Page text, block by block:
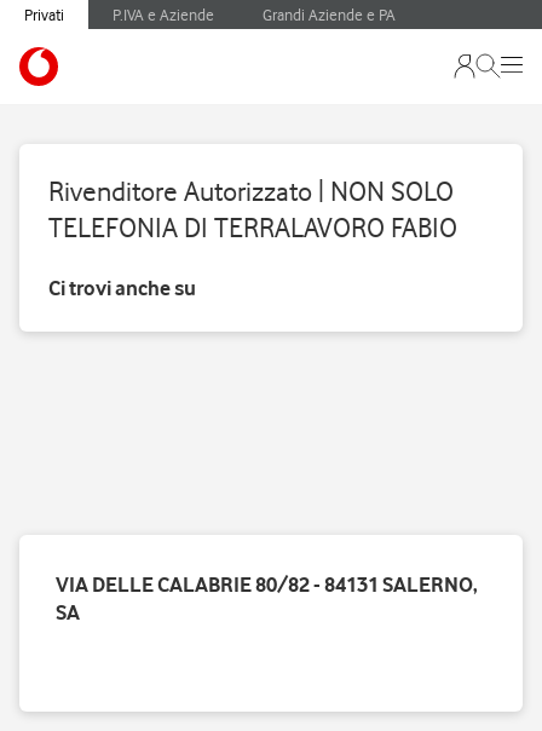
Privati P.IVA e Aziende Grandi Aziende e PA
Rivenditore Autorizzato | NON SOLO
TELEFONIA DI TERRALAVORO FABIO
Ci trovi anche su
VIA DELLE CALABRIE 80/82 - 84131 SALERNO,
SA